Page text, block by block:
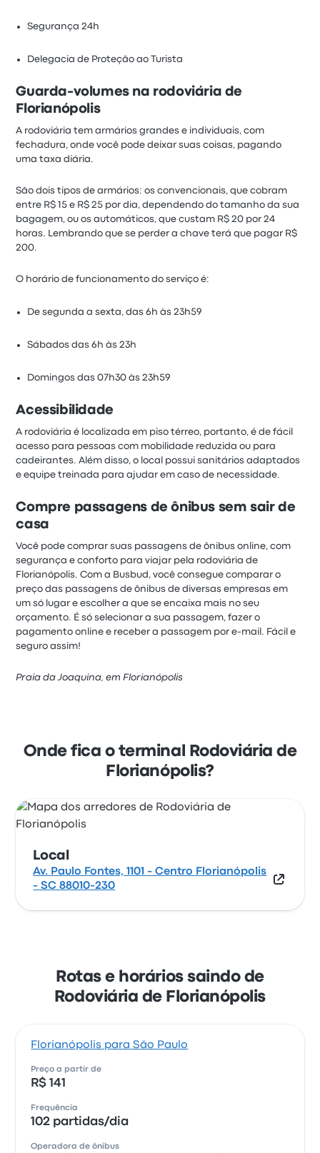
Segurança 24h
Delegacia de Proteção ao Turista
Guarda-volumes na rodoviária de
Florianópolis
A rodoviária tem armários grandes e individuais, com
fechadura, onde você pode deixar suas coisas, pagando
uma taxa diária.
São dois tipos de armários: os convencionais, que cobram
entre R$ 15 e R$ 25 por dia, dependendo do tamanho da sua
bagagem, ou os automáticos, que custam R$ 20 por 24
horas. Lembrando que se perder a chave terá que pagar R$
200.
O horário de funcionamento do serviço é:
De segunda a sexta, das 6h às 23h59
Sábados das 6h às 23h
Domingos das 07h30 às 23h59
Acessibilidade
A rodoviária é localizada em piso térreo, portanto, é de fácil
acesso para pessoas com mobilidade reduzida ou para
cadeirantes. Além disso, o local possui sanitários adaptados
e equipe treinada para ajudar em caso de necessidade.
Compre passagens de ônibus sem sair de
casa
Você pode comprar suas passagens de ônibus online, com
segurança e conforto para viajar pela rodoviária de
Florianópolis. Com a Busbud, você consegue comparar o
preço das passagens de ônibus de diversas empresas em
um só lugar e escolher a que se encaixa mais no seu
orçamento. É só selecionar a sua passagem, fazer o
pagamento online e receber a passagem por e-mail. Fácil e
seguro assim!
Praia da Joaquina, em Florianópolis
Onde fica o terminal Rodoviária de
Florianópolis?
Local
Av. Paulo Fontes, 1101 - Centro Florianópolis
- SC 88010-230
Rotas e horários saindo de
Rodoviária de Florianópolis
Florianópolis para São Paulo
Preço a partir de
R$ 141
Frequência
102 partidas/dia
Operadora de ônibus